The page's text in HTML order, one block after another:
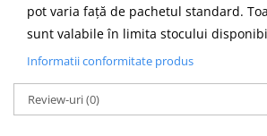
pot varia față de pachetul standard.
sunt valabile în limita stocului
Informatii conformitate produs
Review-uri(0)